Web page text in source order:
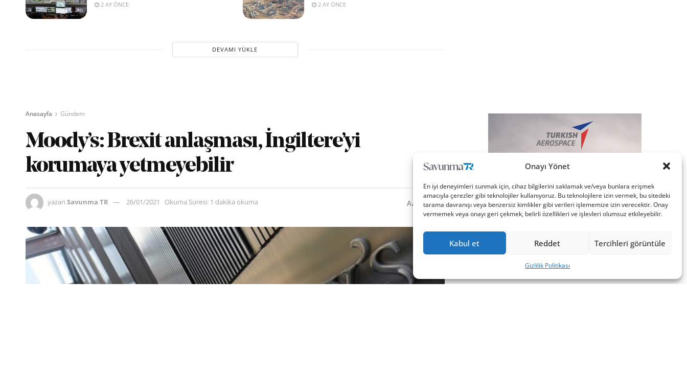
Onayı Yönet
En iyi deneyimleri sunmak için, cihaz bilgilerini saklamak ve/veya bunlara erişmek
amacıyla çerezler gibi teknolojiler kullanıyoruz. Bu teknolojilere izin vermek, bu sitedeki
tarama davranışı veya benzersiz kimlikler gibi verileri işlememize izin verecektir. Onay
vermemek veya onayı geri çekmek, belirli özellikleri ve işlevleri olumsuz etkileyebilir.
Kabul et Reddet Tercihleri görüntüle
Gizlilik Politikası
2 AY ÖNCE
2 AY ÖNCE
DEVAMI YÜKLE
Anasayfa Gündem
Moody’s: Brexit anlaşması, İngiltere’yi
korumaya yetmeyebilir
yazan Savunma TR 26/01/2021 Okuma Süresi: 1 dakika okuma AA 0